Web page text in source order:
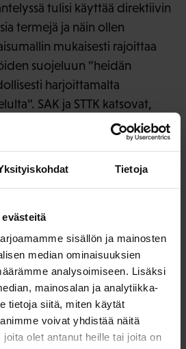
Tietoja
sisällön ja mainosten
median ominaisuuksien
analysoimiseen. Lisäksi
mainosalan ja analytiikka-
tietoja siitä, miten käytät
voivat yhdistää näitä
olet antanut heille tai joita on
tulisi käyttää direktiivin
termejä ja näin ollen
mukaisesti rajoittaa
suojeluun ”heidän
harjoittamalta
SAK ja STTK katsovat,
kyseisen määritelmän
direktiivin tehokkaan
5 kohdan suomenkielinen
tavalla muista direktiivin
Suomenkielisen version
tarkoitettuja oikeudellisia tai
käynnistäviä lähetettyjä
heidän työnantajansa
epäedulliselta